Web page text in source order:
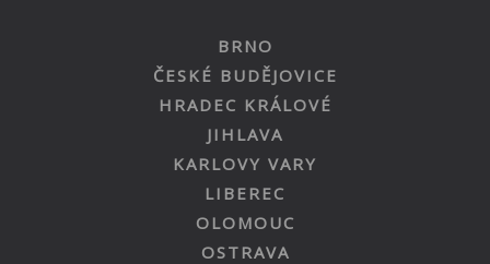
BRNO
ČESKÉ BUDĚJOVICE
HRADEC KRÁLOVÉ
JIHLAVA
KARLOVY VARY
LIBEREC
OLOMOUC
OSTRAVA